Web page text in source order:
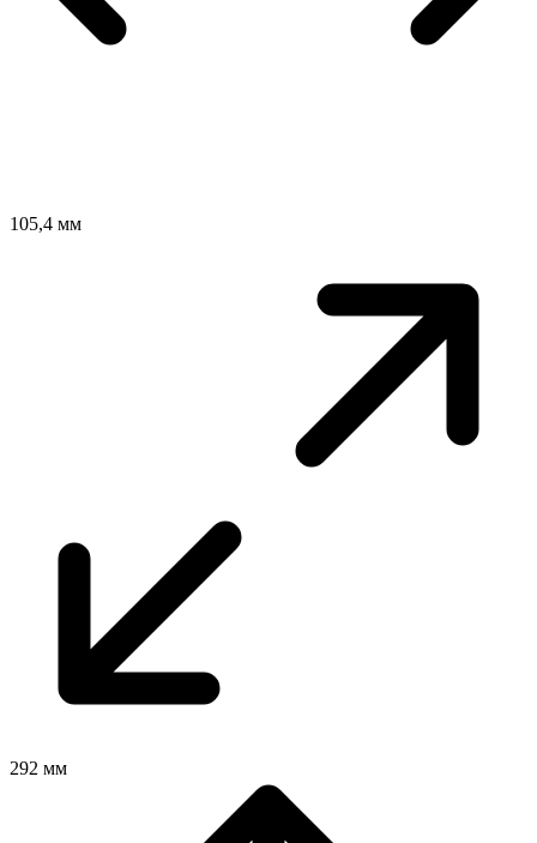
105,4 мм
292 мм